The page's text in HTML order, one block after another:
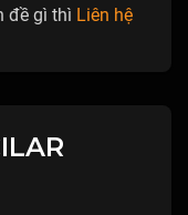
đề gì thì Liên hệ